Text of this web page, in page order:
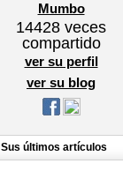
Mumbo
14428 veces
compartido
ver su perfil
ver su blog
Sus últimos artículos